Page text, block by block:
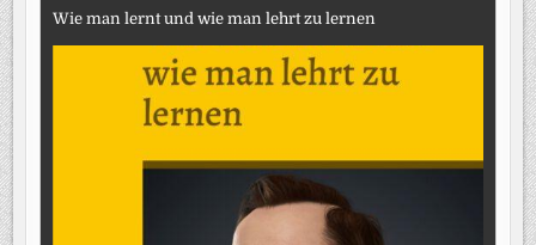
Wie man lernt und wie man lehrt zu lernen